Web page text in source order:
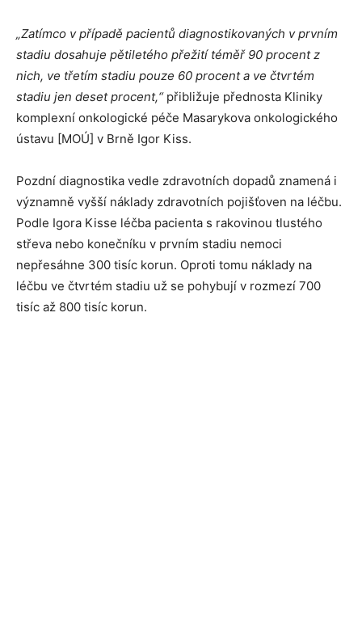
„Zatímco v případě pacientů diagnostikovaných v prvním
stadiu dosahuje pětiletého přežití téměř 90 procent z
nich, ve třetím stadiu pouze 60 procent a ve čtvrtém
stadiu jen deset procent,“přibližuje přednosta Kliniky
komplexní onkologické péče Masarykova onkologického
ústavu [MOÚ] v Brně Igor Kiss.
Pozdní diagnostika vedle zdravotních dopadů znamená i
významně vyšší náklady zdravotních pojišťoven na léčbu.
Podle Igora Kisse léčba pacienta s rakovinou tlustého
střeva nebo konečníku v prvním stadiu nemoci
nepřesáhne 300 tisíc korun. Oproti tomu náklady na
léčbu ve čtvrtém stadiu už se pohybují v rozmezí 700
tisíc až 800 tisíc korun.